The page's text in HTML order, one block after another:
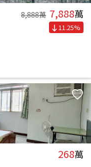
8,888萬 7,888萬
11.25%
268萬